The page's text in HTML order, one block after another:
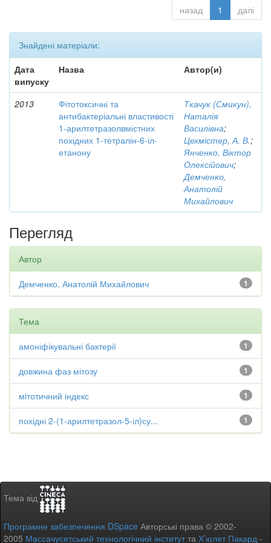
назад 1 далі
Знайдені матеріали:
Дата
випуску
Назва Автор(и)
2013
Фітотоксичні та
антибактеріальні властивості
1-арилтетразолвмістних
похідних 1-тетралін-6-іл-
етанону
Ткачук (Смикун),
Наталія
Василівна;
Цехмістер, А. В.;
Янченко, Віктор
Олексійович;
Демченко,
Анатолій
Михайлович
Перегляд
Автор
1
Демченко, Анатолій Михайлович
Тема
1
амоніфікувальні бактерії
1
довжина фаз мітозу
1
мітотичний індекс
1
похідні 2-(1-арилтетразол-5-іл)су...
Тема від
Програмне забезпечення DSpace Авторські права © 2002-
2005 Массачусетський технологічний інститутта Х’юлет Пакард -